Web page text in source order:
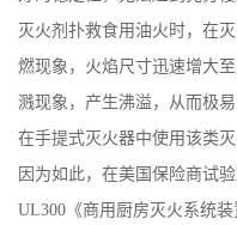
厅
书
荣
灭火剂扑救食用油火时，在
燃现象，火焰尺寸迅速增大
溅现象，产生沸溢，从而极
在手提式灭火器中使用该类
因为如此，在美国保险商试
UL300《商用厨房灭火系统